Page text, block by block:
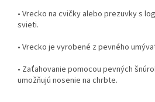
• Vrecko na cvičky alebo prezuvky s
svieti.
• Vrecko je vyrobené z pevného
• Zaťahovanie pomocou pevných
umožňujú nosenie na chrbte.